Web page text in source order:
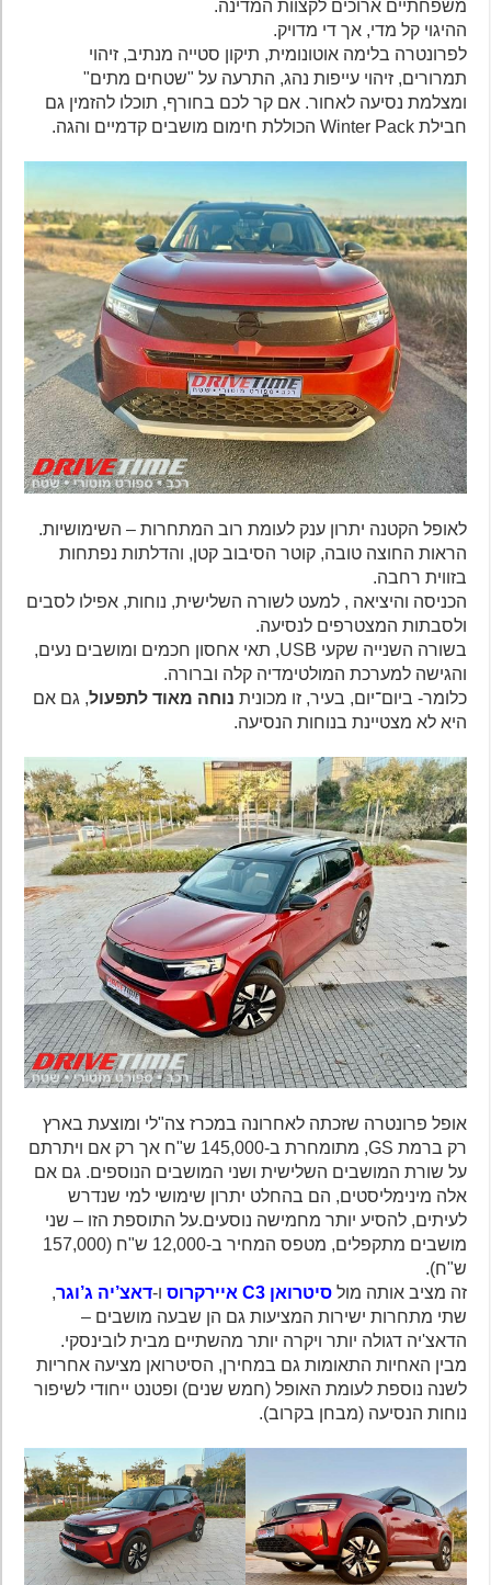
משפחתיים ארוכים לקצוות המדינה.
ההיגוי קל מדי, אך די מדויק.
לפרונטרה בלימה אוטונומית, תיקון סטייה מנתיב, זיהוי
תמרורים, זיהוי עייפות נהג, התרעה על "שטחים מתים"
ומצלמת נסיעה לאחור. אם קר לכם בחורף, תוכלו להזמין גם
חבילת Winter Pack הכוללת חימום מושבים קדמיים והגה.
לאופל הקטנה יתרון ענק לעומת רוב המתחרות – השימושיות.
הראות החוצה טובה, קוטר הסיבוב קטן, והדלתות נפתחות
בזווית רחבה.
הכניסה והיציאה , למעט לשורה השלישית, נוחות, אפילו לסבים
ולסבתות המצטרפים לנסיעה.
בשורה השנייה שקעי USB, תאי אחסון חכמים ומושבים נעים,
והגישה למערכת המולטימדיה קלה וברורה.
כלומר- ביום־יום, בעיר, זו מכוניתנוחה מאוד לתפעול, גם אם
היא לא מצטיינת בנוחות הנסיעה.
אופל פרונטרה שזכתה לאחרונה במכרז צה"לי ומוצעת בארץ
רק ברמת GS, מתומחרת ב-145,000 ש"ח אך רק אם ויתרתם
על שורת המושבים השלישית ושני המושבים הנוספים. גם אם
אלה מינימליסטים, הם בהחלט יתרון שימושי למי שנדרש
לעיתים, להסיע יותר מחמישה נוסעים.על התוספת הזו – שני
מושבים מתקפלים, מטפס המחיר ב-12,000 ש"ח (157,000
ש"ח).
זה מציב אותה מולסיטרואן C3 איירקרוס ו-דאצ’יה ג’וגר,
שתי מתחרות ישירות המציעות גם הן שבעה מושבים –
הדאצ'יה דגולה יותר ויקרה יותר מהשתיים מבית לובינסקי.
מבין האחיות התאומות גם במחירן, הסיטרואן מציעה אחריות
לשנה נוספת לעומת האופל (חמש שנים) ופטנט ייחודי לשיפור
נוחות הנסיעה (מבחן בקרוב).